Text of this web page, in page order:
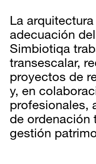
La
adecuación
Simbiotiqa
transescalar,
proyectos de
y, en
profesionales,
de ordenación
gestión